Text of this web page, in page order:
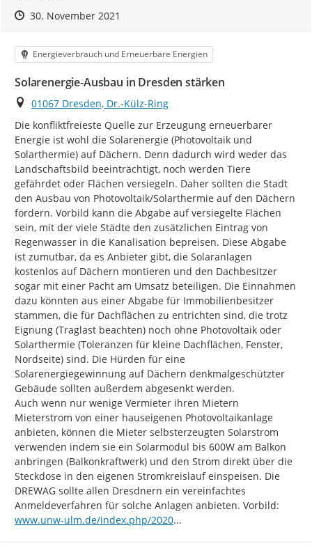
Zeitpunkt des Erstellens
Zeitpunkt des Erstellens
30. November 2021
Kategorie
Energieverbrauch und Erneuerbare Energien
Solarenergie-Ausbau in Dresden stärken
Ort
01067 Dresden, Dr.-Külz-Ring
Die konfliktfreieste Quelle zur Erzeugung erneuerbarer
Energie ist wohl die Solarenergie (Photovoltaik und
Solarthermie) auf Dächern. Denn dadurch wird weder das
Landschaftsbild beeinträchtigt, noch werden Tiere
gefährdet oder Flächen versiegeln. Daher sollten die Stadt
den Ausbau von Photovoltaik/Solarthermie auf den Dächern
fördern. Vorbild kann die Abgabe auf versiegelte Flächen
sein, mit der viele Städte den zusätzlichen Eintrag von
Regenwasser in die Kanalisation bepreisen. Diese Abgabe
ist zumutbar, da es Anbieter gibt, die Solaranlagen
kostenlos auf Dächern montieren und den Dachbesitzer
sogar mit einer Pacht am Umsatz beteiligen. Die Einnahmen
dazu könnten aus einer Abgabe für Immobilienbesitzer
stammen, die für Dachflächen zu entrichten sind, die trotz
Eignung (Traglast beachten) noch ohne Photovoltaik oder
Solarthermie (Toleranzen für kleine Dachflächen, Fenster,
Nordseite) sind. Die Hürden für eine
Solarenergiegewinnung auf Dächern denkmalgeschützter
Gebäude sollten außerdem abgesenkt werden.
Auch wenn nur wenige Vermieter ihren Mietern
Mieterstrom von einer hauseigenen Photovoltaikanlage
anbieten, können die Mieter selbsterzeugten Solarstrom
verwenden indem sie ein Solarmodul bis 600W am Balkon
anbringen (Balkonkraftwerk) und den Strom direkt über die
Steckdose in den eigenen Stromkreislauf einspeisen. Die
DREWAG sollte allen Dresdnern ein vereinfachtes
Anmeldeverfahren für solche Anlagen anbieten. Vorbild:
www.unw-ulm.de/index.php/2020/10/02/balkon-pv-
...